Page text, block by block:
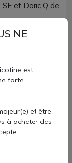
et Doric Q de
avec
NE
est
forte
et être
à acheter des